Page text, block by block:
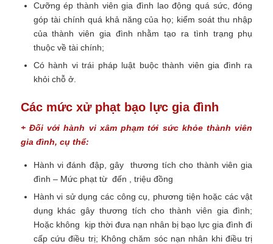
Cưỡng ép thành viên gia đình lao động quá sức, đóng
góp tài chính quá khả năng của họ; kiểm soát thu nhập
của thành viên gia đình nhằm tạo ra tình trạng phụ
thuộc về tài chính;
Có hành vi trái pháp luật buộc thành viên gia đình ra
khỏi chỗ ở.
Các mức xử phạt bạo lực gia đình
+ Đối với hành vi xâm phạm tới sức khỏe thành viên
gia đình, cụ thể:
Hành vi đánh đập, gây thương tích cho thành viên gia
đình – Mức phạt từ đến , triệu đồng
Hành vi sử dụng các công cụ, phương tiện hoặc các vật
dụng khác gây thương tích cho thành viên gia đình;
Hoặc không kịp thời đưa nạn nhân bị bạo lực gia đình đi
cấp cứu điều trị; Không chăm sóc nạn nhân khi điều trị